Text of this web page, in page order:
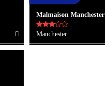
Malmaison Manchester
Manchester